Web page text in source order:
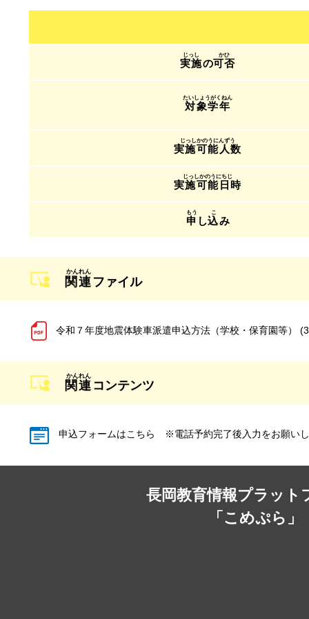
実施の可否
対象学年
実施可能人数
実施可能日時
申 し込み
関連 ファイル
令和７年度地震体験車派遣申込方法（学校・保育園等）
関連 コンテンツ
申込フォームはこちら ※電話予約完了後入力をお願い
長岡教育情報プラット
「こめぷら」